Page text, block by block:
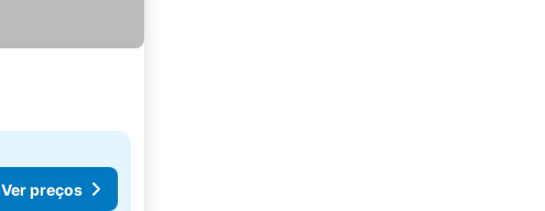
Ver preços